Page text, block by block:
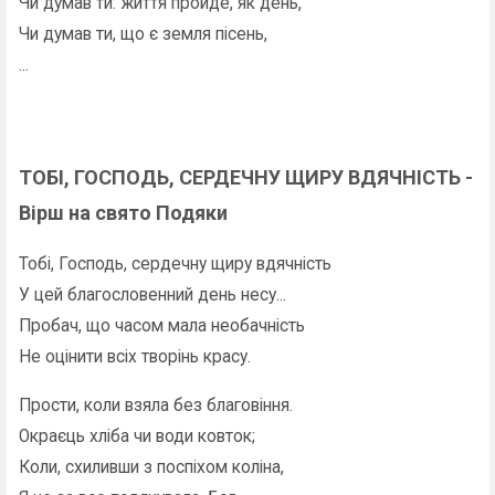
Чи думав ти, що є земля пісень,
...
ТОБІ, ГОСПОДЬ, СЕРДЕЧНУ ЩИРУ ВДЯЧНІСТЬ -
Вірш на свято Подяки
Тобі, Господь, сердечну щиру вдячність
У цей благословенний день несу...
Пробач, що часом мала необачність
Не оцінити всіх творінь красу.
Прости, коли взяла без благовіння.
Окраєць хліба чи води ковток;
Коли, схиливши з поспіхом коліна,